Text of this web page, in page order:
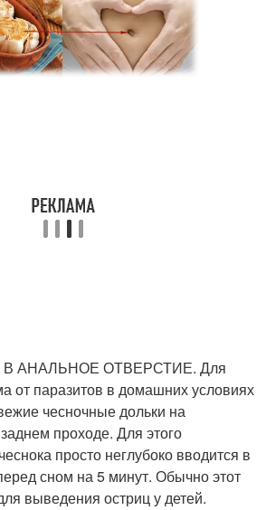
АНАЛЬНОЕ ОТВЕРСТИЕ. Для
от паразитов в домашних условиях
чесночные дольки на
проходе. Для этого
просто неглубоко вводится в
сном на 5 минут. Обычно этот
выведения остриц у детей.